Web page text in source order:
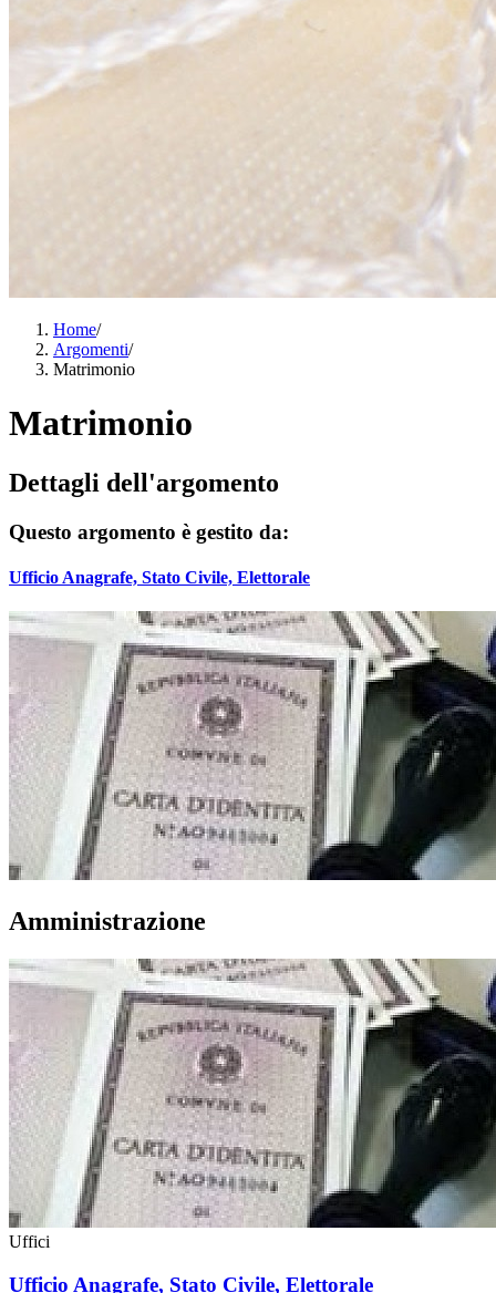
Home/
Argomenti/
Matrimonio
Matrimonio
Dettagli dell'argomento
Questo argomento è gestito da:
Ufficio Anagrafe, Stato Civile, Elettorale
Amministrazione
Uffici
Ufficio Anagrafe, Stato Civile, Elettorale